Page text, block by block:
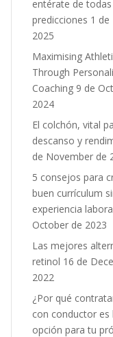
entérate de todas
predicciones 1 de
2025
Maximising
Through
Coaching 9 de
2024
El colchón, vital
descanso y
de November de
5 consejos para
buen currículum
experiencia
October de 2023
Las mejores
retinol 16 de
2022
¿Por qué
con conductor
opción para tu